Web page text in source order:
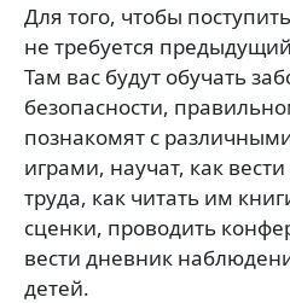
Для того, чтобы
не требуется
Там вас будут обучать
безопасности,
познакомят с
играми, научат, как
труда, как читать им
сценки, проводить
вести дневник
детей.